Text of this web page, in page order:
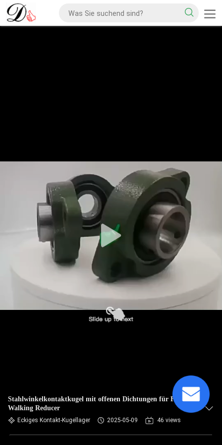
Stahlwinkelkontaktkugel mit offenen Dichtungen für FAG
Walking Reducer
Eckiges Kontakt-Kugellager 2025-05-09 46 views